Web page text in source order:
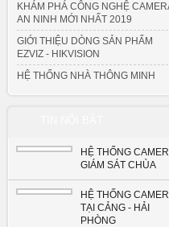
KHÁM PHÁ CÔNG NGHỆ
AN NINH MỚI NHẤT 2019
GIỚI THIỆU DÒNG SẢN PHẨM
EZVIZ - HIKVISION
HỆ THỐNG NHÀ THÔNG MINH
HỆ THỐNG
GIÁM SÁT CHÙA
HỆ THỐNG
TẠI CẢNG - HẢI
PHÒNG